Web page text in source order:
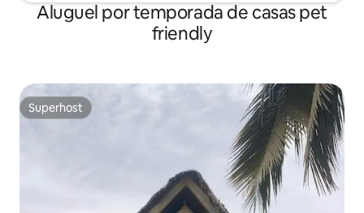
Aluguel por temporada de casas pet
friendly
Superhost
Superhost